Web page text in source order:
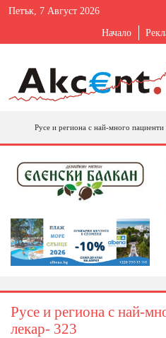
Петък, 7 Август 2026
Начало
Русе и региона с най-много пациенти
Русе и региона с най-
лекар- 323